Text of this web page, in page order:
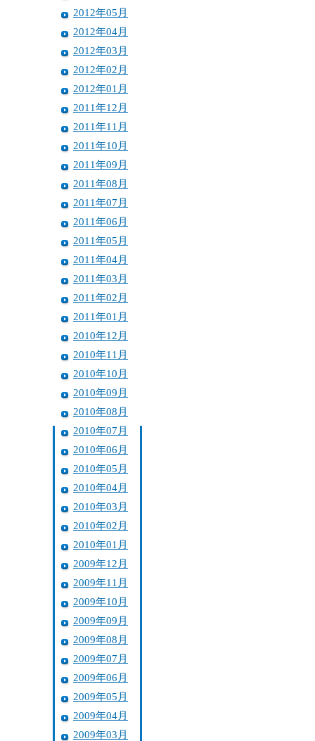
2012年05月
2012年04月
2012年03月
2012年02月
2012年01月
2011年12月
2011年11月
2011年10月
2011年09月
2011年08月
2011年07月
2011年06月
2011年05月
2011年04月
2011年03月
2011年02月
2011年01月
2010年12月
2010年11月
2010年10月
2010年09月
2010年08月
2010年07月
2010年06月
2010年05月
2010年04月
2010年03月
2010年02月
2010年01月
2009年12月
2009年11月
2009年10月
2009年09月
2009年08月
2009年07月
2009年06月
2009年05月
2009年04月
2009年03月